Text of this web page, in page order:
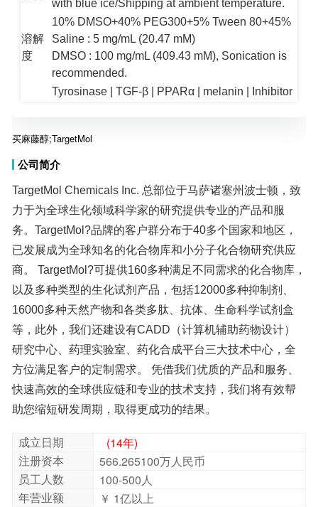
with blue ice/Shipping at ambient temperature.
溶解
度
10% DMSO+40% PEG300+5% Tween 80+45%
Saline : 5 mg/mL (20.47 mM)
DMSO : 100 mg/mL (409.43 mM), Sonication is
recommended.
字
Tyrosinase | TGF-β | PPARα | melanin | Inhibitor
| inhibit | Histone deacetylases |
hepatoprotective | HDAC | Gnetol |
Cyclooxygenase | COX | BChE | antiproliferative
| Antioxidant | antinociceptive | antihepatotoxic |
相关
产品
Trometamol | Oxyresveratrol | Urethane | 5-
Aminosalicylic Acid | Manganese chloride
(tetrahydrate) | Adenine | N,N-
Dicyclohexylcarbodiimide | 2-Ketoglutaric acid |
Sodium 4-phenylbutyrate | Kojic acid | Ethyl
相关
库
抑制剂库 | 抗癌活性化合物库 | 经典已知活性库 |
已知活性化合物库 | 植物来源化合物库 | 抗癌天然
产物库 | 抗衰老化合物库 | 天然产物库 | 中药单体
化合物库 | 膜蛋白靶向化合物库 | 高通量筛选天然
产物库 | 天然多酚类化合物库
买麻藤醇;TargetMol
公司简介
TargetMol Chemicals Inc. 总部位于马萨诸塞州波士顿，致
力于为全球生化领域科学家的研究提供专业的产品和服
务。TargetMol?品牌的客户群分布于40多个国家和地区，
已发展成为全球知名的化合物库和小分子化合物研究供应
商。 TargetMol?可提供160多种满足不同需求的化合物库，
以及多种类型的生化试剂产品，包括12000多种抑制剂、
16000多种天然产物和各类多肽、抗体、生命科学试剂盒
等，此外，我们还建设有CADD（计算机辅助药物设计）
研究中心、药理实验室、药化合成平台三大技术中心，全
方位满足客户的定制需求。 凭借我们优质的产品和服务、
快速高效的全球供应链和专业的技术支持，我们将有效帮
助您缩短研发周期，取得更成功的结果。
成立日期
(14年)
注册资本
566.265100万人民币
员工人数
100-500人
年营业额
￥ 1亿以上